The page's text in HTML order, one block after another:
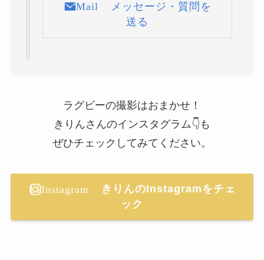
メッセージ・質問を
送る
ラグビーの撮影はおまかせ！
きりんさんのインスタグラム👇も
ぜひチェックしてみてください。
きりんのInstagramをチェ
ック